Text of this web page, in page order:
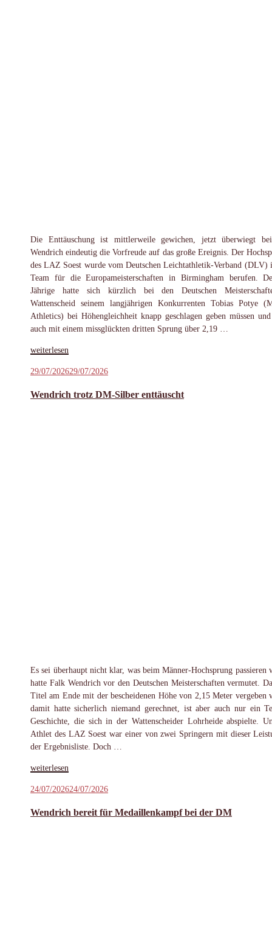
Die Enttäuschung ist mittlerweile gewichen, jetzt überwiegt
Wendrich eindeutig die Vorfreude auf das große Ereignis. Der
des LAZ Soest wurde vom Deutschen Leichtathletik-Verband (DLV)
Team für die Europameisterschaften in Birmingham berufen.
Jährige hatte sich kürzlich bei den Deutschen
Wattenscheid seinem langjährigen Konkurrenten Tobias Potye
Athletics) bei Höhengleichheit knapp geschlagen geben müssen
auch mit einem missglückten dritten Sprung über 2,19 …
„Wendrich
zur
nach
weiterlesen
Veröffentlicht
29/07/202629/07/2026
Wendrich trotz DM-Silber enttäuscht
Es sei überhaupt nicht klar, was beim Männer-Hochsprung passieren
hatte Falk Wendrich vor den Deutschen Meisterschaften vermutet.
Titel am Ende mit der bescheidenen Höhe von 2,15 Meter vergeben
damit hatte sicherlich niemand gerechnet, ist aber auch nur ein
Geschichte, die sich in der Wattenscheider Lohrheide abspielte.
Athlet des LAZ Soest war einer von zwei Springern mit dieser
der Ergebnisliste. Doch …
„Wendrich
DM-
enttäuscht“
weiterlesen
Veröffentlicht
24/07/202624/07/2026
Wendrich bereit für Medaillenkampf bei der DM